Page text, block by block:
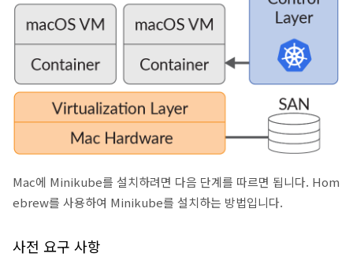
Mac에 Minikube를 설치하려면 다음 단계를 따르면 됩니다. Hom
ebrew를 사용하여 Minikube를 설치하는 방법입니다.
사전 요구 사항